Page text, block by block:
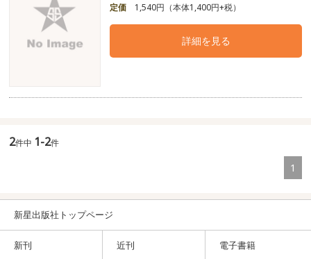
定価
1,540円（本体1,400円+税）
詳細を見る
2件中 1-2件
1
新星出版社トップページ
新刊 近刊 電子書籍